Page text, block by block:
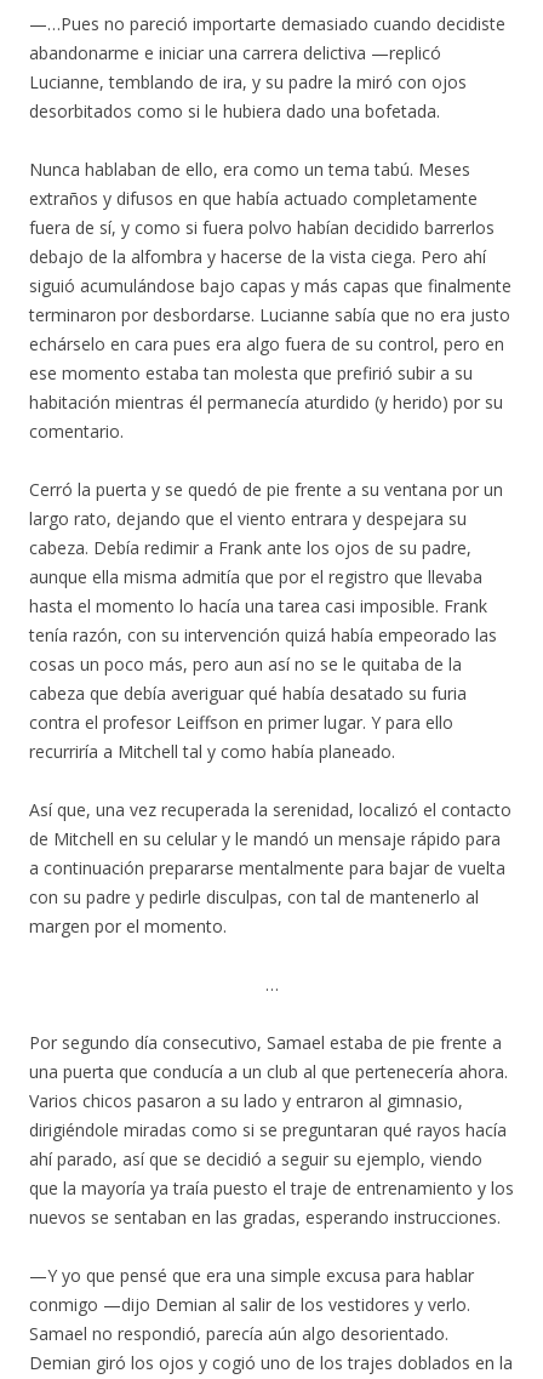
—…Pues no pareció importarte demasiado cuando decidiste
abandonarme e iniciar una carrera delictiva —replicó
Lucianne, temblando de ira, y su padre la miró con ojos
desorbitados como si le hubiera dado una bofetada.
Nunca hablaban de ello, era como un tema tabú. Meses
extraños y difusos en que había actuado completamente
fuera de sí, y como si fuera polvo habían decidido barrerlos
debajo de la alfombra y hacerse de la vista ciega. Pero ahí
siguió acumulándose bajo capas y más capas que finalmente
terminaron por desbordarse. Lucianne sabía que no era justo
echárselo en cara pues era algo fuera de su control, pero en
ese momento estaba tan molesta que prefirió subir a su
habitación mientras él permanecía aturdido (y herido) por su
comentario.
Cerró la puerta y se quedó de pie frente a su ventana por un
largo rato, dejando que el viento entrara y despejara su
cabeza. Debía redimir a Frank ante los ojos de su padre,
aunque ella misma admitía que por el registro que llevaba
hasta el momento lo hacía una tarea casi imposible. Frank
tenía razón, con su intervención quizá había empeorado las
cosas un poco más, pero aun así no se le quitaba de la
cabeza que debía averiguar qué había desatado su furia
contra el profesor Leiffson en primer lugar. Y para ello
recurriría a Mitchell tal y como había planeado.
Así que, una vez recuperada la serenidad, localizó el contacto
de Mitchell en su celular y le mandó un mensaje rápido para
a continuación prepararse mentalmente para bajar de vuelta
con su padre y pedirle disculpas, con tal de mantenerlo al
margen por el momento.
…
Por segundo día consecutivo, Samael estaba de pie frente a
una puerta que conducía a un club al que pertenecería ahora.
Varios chicos pasaron a su lado y entraron al gimnasio,
dirigiéndole miradas como si se preguntaran qué rayos hacía
ahí parado, así que se decidió a seguir su ejemplo, viendo
que la mayoría ya traía puesto el traje de entrenamiento y los
nuevos se sentaban en las gradas, esperando instrucciones.
—Y yo que pensé que era una simple excusa para hablar
conmigo —dijo Demian al salir de los vestidores y verlo.
Samael no respondió, parecía aún algo desorientado.
Demian giró los ojos y cogió uno de los trajes doblados en la